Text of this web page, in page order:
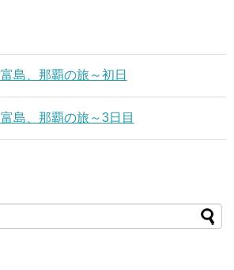
島、那覇の旅～初日
島、那覇の旅～3日目